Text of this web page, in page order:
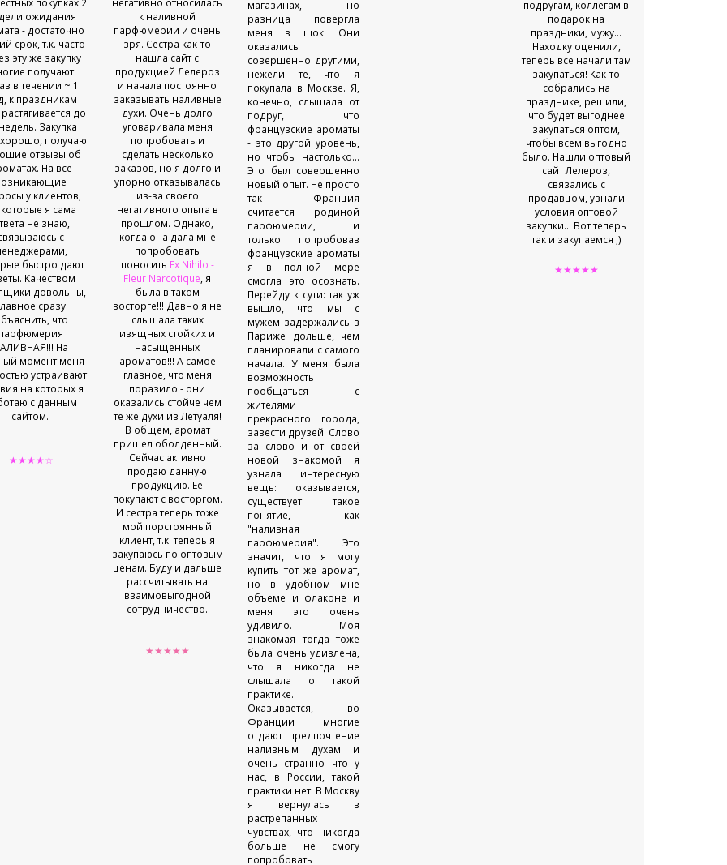
ожидания
- достаточно
срок, т.к. часто
эту же закупку
получают
в течении ~ 1
к праздникам
до
Закупка
получаю
отзывы об
На все
у клиентов,
я сама
не знаю,
с
быстро дают
Качеством
довольны,
сразу
что
На
момент меня
устраивают
на которых я
с данным
сайтом.
★★★★☆
к наливной
парфюмерии и очень
зря. Сестра как-то
нашла сайт с
продукцией Лелероз
и начала постоянно
заказывать наливные
духи. Очень долго
уговаривала меня
попробовать и
сделать несколько
заказов, но я долго и
упорно отказывалась
из-за своего
негативного опыта в
прошлом. Однако,
когда она дала мне
попробовать
поносить Ex Nihilo -
Fleur Narcotique, я
была в таком
восторге!!! Давно я не
слышала таких
изящных стойких и
насыщенных
ароматов!!! А самое
главное, что меня
поразило - они
оказались стойче чем
те же духи из Летуаля!
В общем, аромат
пришел оболденный.
Сейчас активно
продаю данную
продукцию. Ее
покупают с восторгом.
И сестра теперь тоже
мой порстоянный
клиент, т.к. теперь я
закупаюсь по оптовым
ценам. Буду и дальше
рассчитывать на
взаимовыгодной
сотрудничество.
★★★★★
магазинах, но
разница повергла
меня в шок. Они
оказались
совершенно другими,
нежели те, что я
покупала в Москве. Я,
конечно, слышала от
подруг, что
французские ароматы
- это другой уровень,
но чтобы настолько...
Это был совершенно
новый опыт. Не просто
так Франция
считается родиной
парфюмерии, и
только попробовав
французские ароматы
я в полной мере
смогла это осознать.
Перейду к сути: так уж
вышло, что мы с
мужем задержались в
Париже дольше, чем
планировали с самого
начала. У меня была
возможность
пообщаться с
жителями
прекрасного города,
завести друзей. Слово
за слово и от своей
новой знакомой я
узнала интересную
вещь: оказывается,
существует такое
понятие, как
"наливная
парфюмерия". Это
значит, что я могу
купить тот же аромат,
но в удобном мне
объеме и флаконе и
меня это очень
удивило. Моя
знакомая тогда тоже
была очень удивлена,
что я никогда не
слышала о такой
практике.
Оказывается, во
Франции многие
отдают предпочтение
наливным духам и
очень странно что у
нас, в России, такой
практики нет! В Москву
я вернулась в
растрепанных
чувствах, что никогда
больше не смогу
попробовать
подругам, коллегам в
подарок на
праздники, мужу...
Находку оценили,
теперь все начали там
закупаться! Как-то
собрались на
празднике, решили,
что будет выгоднее
закупаться оптом,
чтобы всем выгодно
было. Нашли оптовый
сайт Лелероз,
связались с
продавцом, узнали
условия оптовой
закупки... Вот теперь
так и закупаемся ;)
★★★★★